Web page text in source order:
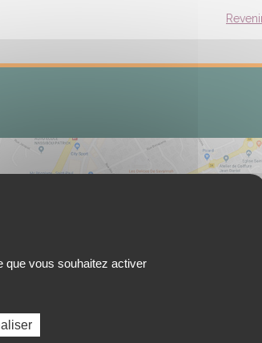
la Réserve Etang de Saint-Paul /
Hugot - Savanna
PAUL
que vous souhaitez activer